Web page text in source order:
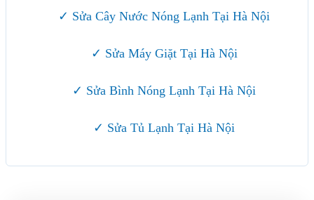
✓ Sửa Cây Nước Nóng Lạnh Tại Hà Nội
✓ Sửa Máy Giặt Tại Hà Nội
✓ Sửa Bình Nóng Lạnh Tại Hà Nội
✓ Sửa Tủ Lạnh Tại Hà Nội